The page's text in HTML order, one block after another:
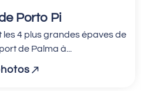
Porto Pi
les 4 plus grandes épaves de
de Palma à...